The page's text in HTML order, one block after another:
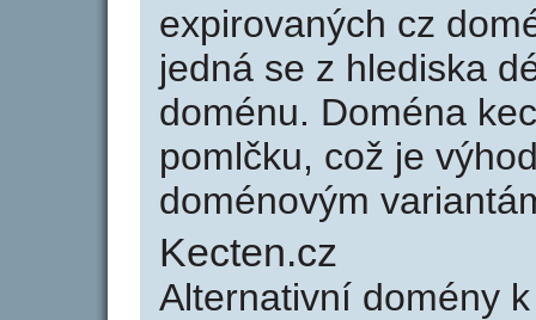
expirovaných cz
jedná se z hlediska
doménu. Doména
pomlčku, což je
doménovým
Kecten.cz
Alternativní domény